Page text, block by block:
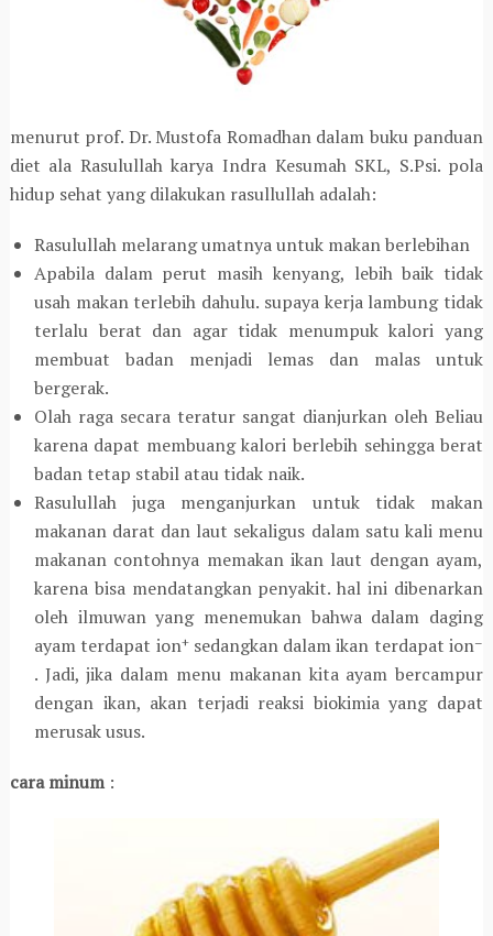
menurut prof. Dr. Mustofa Romadhan dalam buku panduan
diet ala Rasulullah karya Indra Kesumah SKL, S.Psi. pola
hidup sehat yang dilakukan rasullullah adalah:
Rasulullah melarang umatnya untuk makan berlebihan
Apabila dalam perut masih kenyang, lebih baik tidak
usah makan terlebih dahulu. supaya kerja lambung tidak
terlalu berat dan agar tidak menumpuk kalori yang
membuat badan menjadi lemas dan malas untuk
bergerak.
Olah raga secara teratur sangat dianjurkan oleh Beliau
karena dapat membuang kalori berlebih sehingga berat
badan tetap stabil atau tidak naik.
Rasulullah juga menganjurkan untuk tidak makan
makanan darat dan laut sekaligus dalam satu kali menu
makanan contohnya memakan ikan laut dengan ayam,
karena bisa mendatangkan penyakit. hal ini dibenarkan
oleh ilmuwan yang menemukan bahwa dalam daging
ayam terdapat ion+sedangkan dalam ikan terdapat ion–
. Jadi, jika dalam menu makanan kita ayam bercampur
dengan ikan, akan terjadi reaksi biokimia yang dapat
merusak usus.
cara minum: